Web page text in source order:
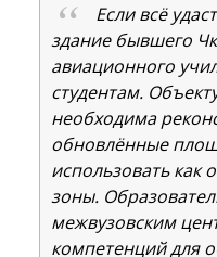
Если всё
здание бывшего
авиационного
студентам.
необходима
обновлённые
использовать как
зоны.
межвузовским
компетенций для